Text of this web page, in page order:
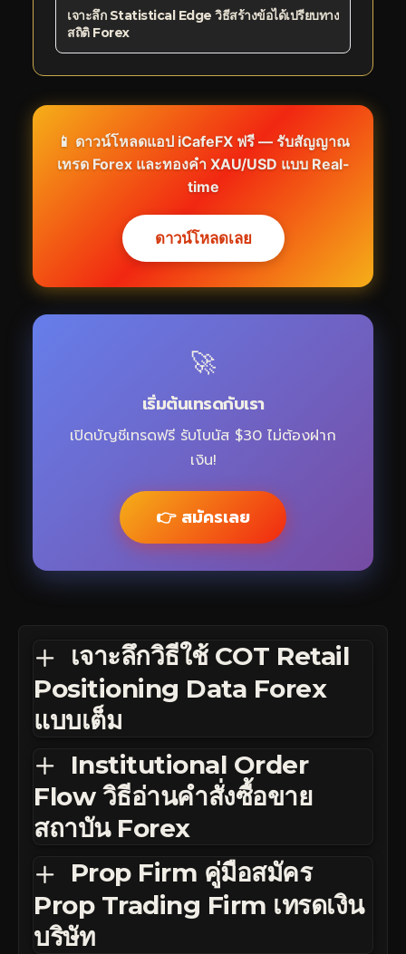
เจาะลึก Statistical Edge วิธีสร้างข้อได้เปรียบทาง
สถิติ Forex
📱 ดาวน์โหลดแอป iCafeFX ฟรี — รับสัญญาณ
เทรด Forex และทองคำ XAU/USD แบบ Real-
time
ดาวน์โหลดเลย
🚀
เริ่มต้นเทรดกับเรา
เปิดบัญชีเทรดฟรี รับโบนัส $30 ไม่ต้องฝาก
เงิน!
👉 สมัครเลย
เจาะลึกวิธีใช้ COT Retail
Positioning Data Forex
แบบเต็ม
Institutional Order
Flow วิธีอ่านคำสั่งซื้อขาย
สถาบัน Forex
Prop Firm คู่มือสมัคร
Prop Trading Firm เทรดเงิน
บริษัท